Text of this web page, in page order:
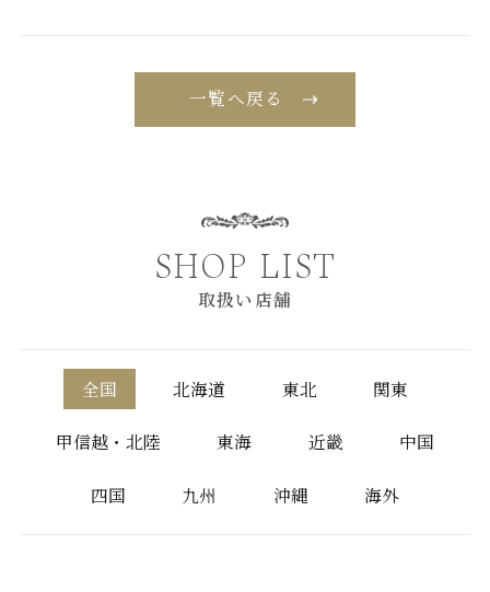
一覧へ戻る
SHOP LIST
取扱い店舗
全国 北海道 東北 関東
甲信越・北陸 東海 近畿 中国
四国 九州 沖縄 海外